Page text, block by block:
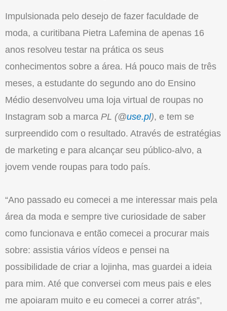
Impulsionada pelo desejo de fazer faculdade de
moda, a curitibana Pietra Lafemina de apenas 16
anos resolveu testar na prática os seus
conhecimentos sobre a área. Há pouco mais de três
meses, a estudante do segundo ano do Ensino
Médio desenvolveu uma loja virtual de roupas no
Instagram sob a marca PL (@use.pl), e tem se
surpreendido com o resultado. Através de estratégias
de marketing e para alcançar seu público-alvo, a
jovem vende roupas para todo país.
“Ano passado eu comecei a me interessar mais pela
área da moda e sempre tive curiosidade de saber
como funcionava e então comecei a procurar mais
sobre: assistia vários vídeos e pensei na
possibilidade de criar a lojinha, mas guardei a ideia
para mim. Até que conversei com meus pais e eles
me apoiaram muito e eu comecei a correr atrás”,